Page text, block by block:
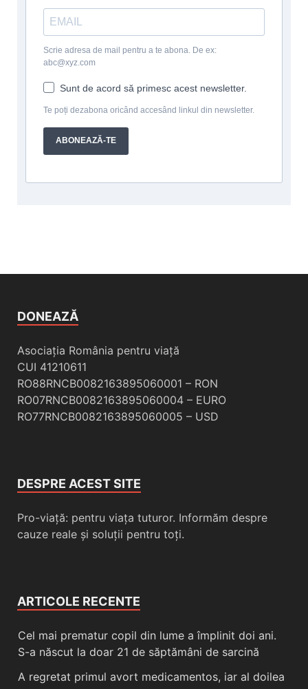
Scrie adresa de mail pentru a te abona. De ex:
abc@xyz.com
Sunt de acord să primesc acest newsletter.
Te poți dezabona oricând accesând linkul din newsletter.
ABONEAZĂ-TE
DONEAZĂ
Asociația România pentru viață
CUI 41210611
RO88RNCB0082163895060001 – RON
RO07RNCB0082163895060004 – EURO
RO77RNCB0082163895060005 – USD
DESPRE ACEST SITE
Pro-viață: pentru viața tuturor. Informăm despre
cauze reale și soluții pentru toți.
ARTICOLE RECENTE
Cel mai prematur copil din lume a împlinit doi ani.
S-a născut la doar 21 de săptămâni de sarcină
A regretat primul avort medicamentos, iar al doilea